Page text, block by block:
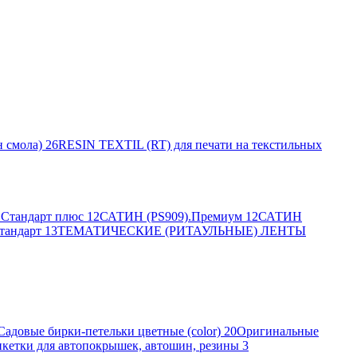
смола) 26RESIN TEXTIL (RT) для печати на текстильных
плюс 12САТИН (PS909).Премиум 12САТИН
13ТЕМАТИЧЕСКИЕ (РИТАУЛЬНЫЕ) ЛЕНТЫ
бирки-петельки цветные (color) 20Оригинальные
для автопокрышек, автошин, резины 3